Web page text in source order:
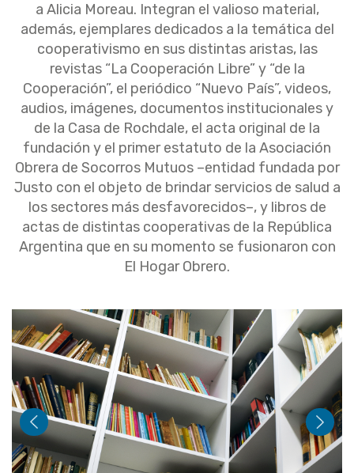
a Alicia Moreau. Integran el valioso material,
además, ejemplares dedicados a la temática del
cooperativismo en sus distintas aristas, las
revistas “La Cooperación Libre” y “de la
Cooperación”, el periódico “Nuevo País”, videos,
audios, imágenes, documentos institucionales y
de la Casa de Rochdale, el acta original de la
fundación y el primer estatuto de la Asociación
Obrera de Socorros Mutuos –entidad fundada por
Justo con el objeto de brindar servicios de salud a
los sectores más desfavorecidos–, y libros de
actas de distintas cooperativas de la República
Argentina que en su momento se fusionaron con
El Hogar Obrero.
Previous Next